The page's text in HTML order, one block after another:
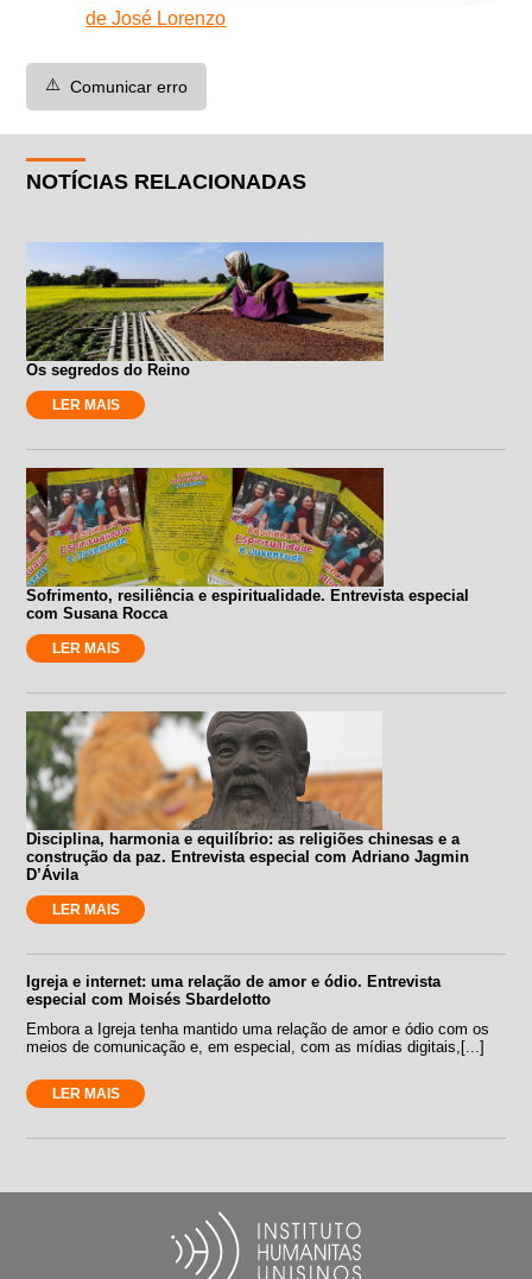
de José Lorenzo
⚠️ Comunicar erro
NOTÍCIAS RELACIONADAS
Os segredos do Reino
LER MAIS
Sofrimento, resiliência e espiritualidade. Entrevista especial
com Susana Rocca
LER MAIS
Disciplina, harmonia e equilíbrio: as religiões chinesas e a
construção da paz. Entrevista especial com Adriano Jagmin
D’Ávila
LER MAIS
Igreja e internet: uma relação de amor e ódio. Entrevista
especial com Moisés Sbardelotto
Embora a Igreja tenha mantido uma relação de amor e ódio com os
meios de comunicação e, em especial, com as mídias digitais,[...]
LER MAIS